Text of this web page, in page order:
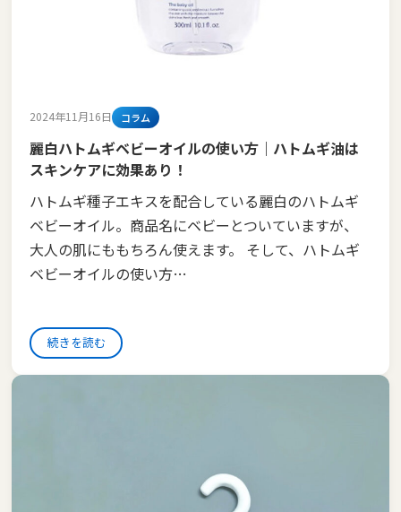
2024年11月16日 コラム
麗白ハトムギベビーオイルの使い方｜ハトムギ油は
スキンケアに効果あり！
ハトムギ種子エキスを配合している麗白のハトムギ
ベビーオイル。商品名にベビーとついていますが、
大人の肌にももちろん使えます。 そして、ハトムギ
ベビーオイルの使い方…
続きを読む